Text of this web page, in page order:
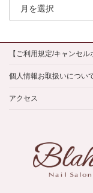
イ
ブ
【ご利用規定/キャンセル
個人情報お取扱いについ
アクセス